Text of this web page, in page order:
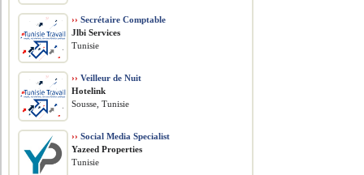
›› Secrétaire Comptable
Jlbi Services
Tunisie
›› Veilleur de Nuit
Hotelink
Sousse, Tunisie
›› Social Media Specialist
Yazeed Properties
Tunisie